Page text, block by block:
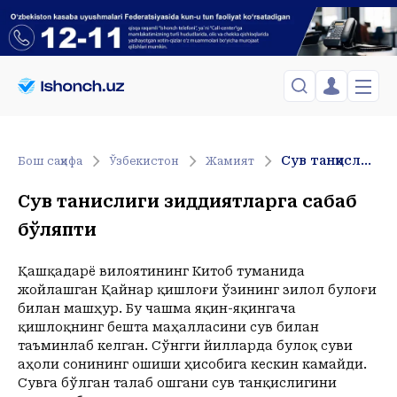
ЎЗБЕКИСТОН
Жамият
Иқтисод
ХОРИЖ
Сиёсат
ЎЗГАЧА РАКУРС
МЕҲНАТ ҲУҚУҚИ
ҲОДИСА
ИНТЕРВЬЮ
Telefon raqamingizni kiritng
Менинг саҳифам
СақланганларToshkent Shahar
C
Hozir
+24C
06:00
+24C
07:00
+25C
08:00
+28C
09:00
+32C
10:00
+33 C
11:00
+35C+37
Бош саҳифа Ўзбекистон Жамият Сув танқислиги зиддиятларга сабаб бўляпти
Сув танқислиги зиддиятларга сабаб
бўляпти
Қашқадарё вилоятининг Китоб туманида
жойлашган Қайнар қишлоғи ўзининг зилол булоғи
билан машҳур. Бу чашма яқин-яқингача
қишлоқнинг бешта маҳалласини сув билан
таъминлаб келган. Сўнгги йилларда булоқ суви
аҳоли сонининг ошиши ҳисобига кескин камайди.
Сувга бўлган талаб ошгани сув танқислигини